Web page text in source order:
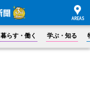
暮らす・働く 学ぶ・知る